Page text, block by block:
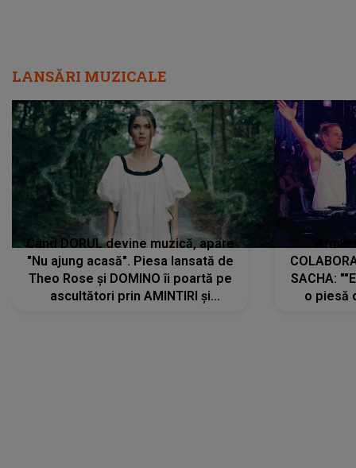
LANSĂRI MUZICALE
Când DORUL devine muzică, apare
"Nu ajung acasă". Piesa lansată de
Theo Rose și DOMINO îi poartă pe
ascultători prin AMINTIRI și
SACHA:
o piesă